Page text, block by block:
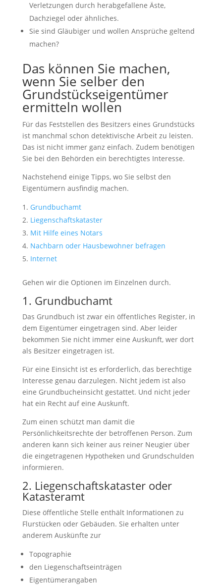
Verletzungen durch herabgefallene Äste,
Dachziegel oder ähnliches.
Sie sind Gläubiger und wollen Ansprüche geltend
machen?
Das können Sie machen,
wenn Sie selber den
Grundstückseigentümer
ermitteln wollen
Für das Feststellen des Besitzers eines Grundstücks
ist manchmal schon detektivische Arbeit zu leisten.
Das ist nicht immer ganz einfach. Zudem benötigen
Sie bei den Behörden ein berechtigtes Interesse.
Nachstehend einige Tipps, wo Sie selbst den
Eigentümern ausfindig machen.
Grundbuchamt
Liegenschaftskataster
Mit Hilfe eines Notars
Nachbarn oder Hausbewohner befragen
Internet
Gehen wir die Optionen im Einzelnen durch.
1. Grundbuchamt
Das Grundbuch ist zwar ein öffentliches Register, in
dem Eigentümer eingetragen sind. Aber leider
bekommen Sie nicht immer eine Auskunft, wer dort
als Besitzer eingetragen ist.
Für eine Einsicht ist es erforderlich, das berechtige
Interesse genau darzulegen. Nicht jedem ist also
eine Grundbucheinsicht gestattet. Und nicht jeder
hat ein Recht auf eine Auskunft.
Zum einen schützt man damit die
Persönlichkeitsrechte der betroffenen Person. Zum
anderen kann sich keiner aus reiner Neugier über
die eingetragenen Hypotheken und Grundschulden
informieren.
2. Liegenschaftskataster oder
Katasteramt
Diese öffentliche Stelle enthält Informationen zu
Flurstücken oder Gebäuden. Sie erhalten unter
anderem Auskünfte zur
Topographie
den Liegenschaftseinträgen
Eigentümerangaben